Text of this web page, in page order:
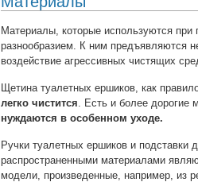
Материалы, которые используются при
разнообразием. К ним предъявляются
воздействие агрессивных чистящих
Щетина туалетных ершиков, как
легко чистится. Есть и более дорогие
нуждаются в особенном уходе.
Ручки туалетных ершиков и подставки
распространенными материалами
модели, произведенные, например, из